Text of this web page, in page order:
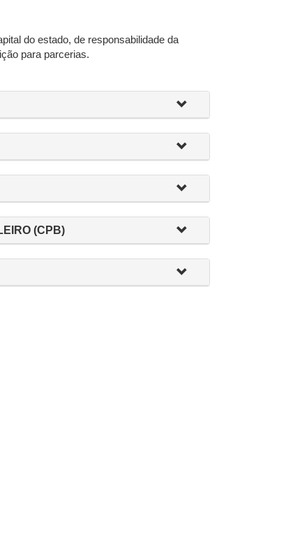
do estado, de responsabilidade da
para parcerias.
(CPB)